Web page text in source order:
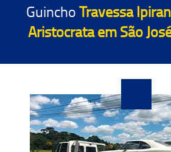
GuinchoTravessa
Aristocrata em São